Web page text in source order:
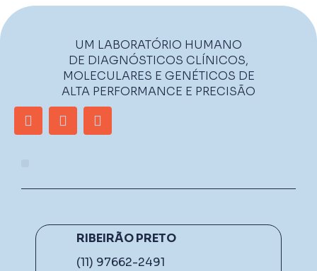
UM LABORATÓRIO HUMANO
DE DIAGNÓSTICOS CLÍNICOS,
MOLECULARES E GENÉTICOS DE
ALTA PERFORMANCE E PRECISÃO
RIBEIRÃO PRETO
(11) 97662-2491